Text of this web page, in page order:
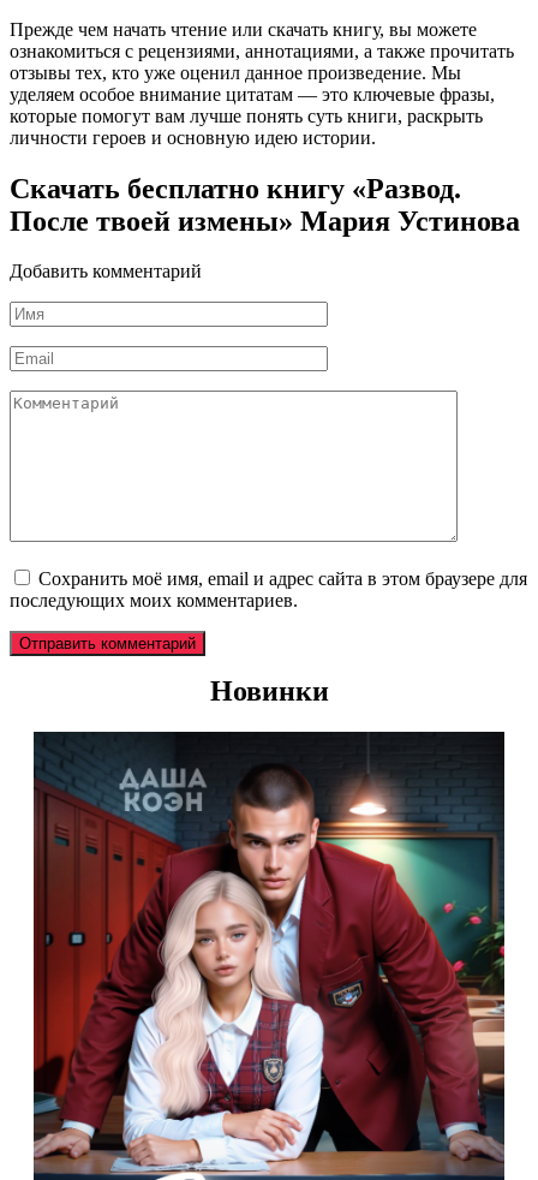
Прежде чем начать чтение или скачать книгу, вы можете
ознакомиться с рецензиями, аннотациями, а также прочитать
отзывы тех, кто уже оценил данное произведение. Мы
уделяем особое внимание цитатам — это ключевые фразы,
которые помогут вам лучше понять суть книги, раскрыть
личности героев и основную идею истории.
Скачать бесплатно книгу «Развод.
После твоей измены» Мария Устинова
Добавить комментарий
Имя
*
Email
*
Комментарий
Сохранить моё имя, email и адрес сайта в этом браузере для
последующих моих комментариев.
Новинки